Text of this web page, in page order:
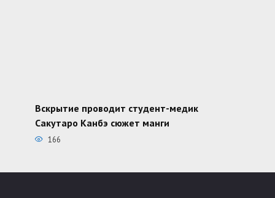
Вскрытие проводит студент-медик
Сакутаро Канбэ сюжет манги
166